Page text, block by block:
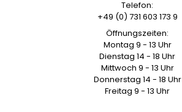
Telefon:
+49 (0) 731 603 173 9
Öffnungszeiten:
Montag 9 - 13 Uhr
Dienstag 14 - 18 Uhr
Mittwoch 9 - 13 Uhr
Donnerstag 14 - 18 Uhr
Freitag 9 - 13 Uhr